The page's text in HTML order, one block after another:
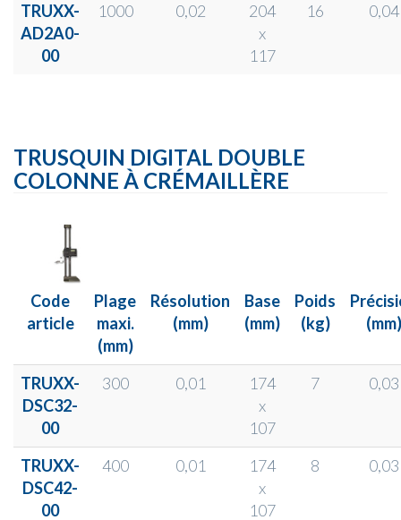
TRUXX-
AD2A0-
00
1000 0,02
204
x
117
16 0,04
TRUSQUIN DIGITAL DOUBLE
COLONNE À CRÉMAILLÈRE
Code
article
Plage
maxi.
(mm)
Résolution
(mm)
Base
(mm)
Poids
(kg)
(mm)
TRUXX-
DSC32-
00
300 0,01
174
x
107
7 0,03
TRUXX-
DSC42-
00
400 0,01
174
x
107
8 0,03